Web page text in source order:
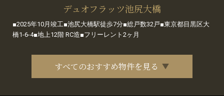
デュオフラッツ池尻大橋
■2025年10月竣工■池尻大橋駅徒歩7分■総戸数32戸■東京都目黒区大
橋1-6-4■地上12階 RC造■フリーレント2ヶ月
すべてのおすすめ物件を見る